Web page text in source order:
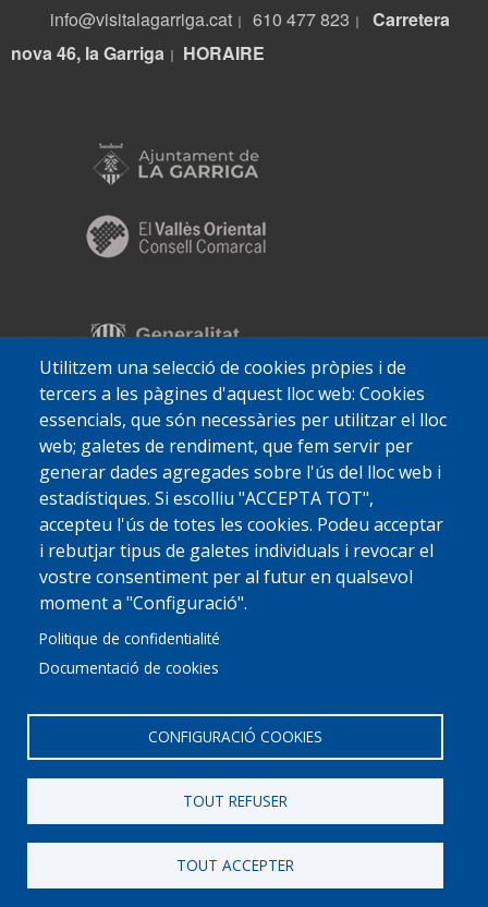
Utilitzem una selecció de cookies pròpies i de
tercers a les pàgines d'aquest lloc web: Cookies
essencials, que són necessàries per utilitzar el lloc
web; galetes de rendiment, que fem servir per
generar dades agregades sobre l'ús del lloc web i
estadístiques. Si escolliu "ACCEPTA TOT",
accepteu l'ús de totes les cookies. Podeu acceptar
i rebutjar tipus de galetes individuals i revocar el
vostre consentiment per al futur en qualsevol
moment a "Configuració".
Politique de confidentialité
Documentació de cookies
CONFIGURACIÓ COOKIES
TOUT REFUSER
TOUT ACCEPTER
info@visitalagarriga.cat 610 477 823
Carretera
nova 46, la Garriga
HORAIRE
© 2022 Ajuntament La GarrigaAvis legal
Protecció de dades
Política de CookiesImplementat perPerception